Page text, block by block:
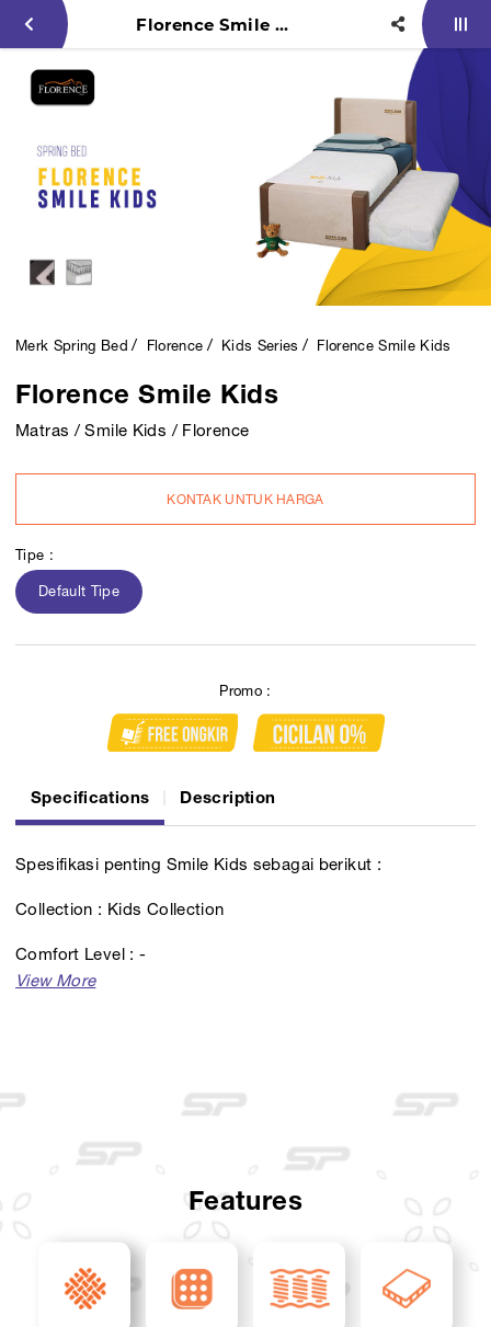
Florence Smile Kids
Merk Spring Bed Florence Kids Series Florence Smile Kids
Florence Smile Kids
Matras / Smile Kids / Florence
KONTAK UNTUK HARGA
Tipe :
Default Tipe
Promo :
Specifications Description
Spesifikasi penting Smile Kids sebagai berikut :
Collection : Kids Collection
Comfort Level : -
Support Layer : 3 zone pocket spring, foam ancasement
Foundation : -
Features